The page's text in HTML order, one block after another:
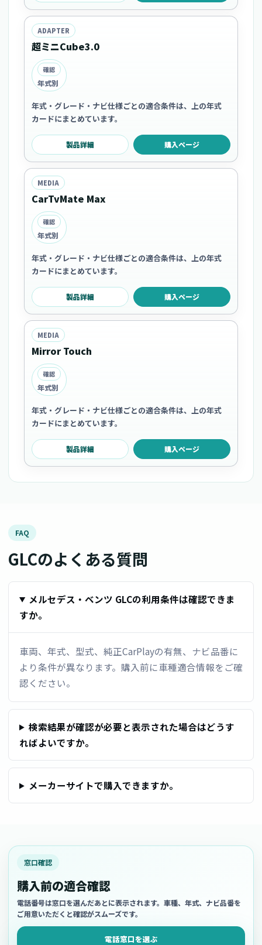
ADAPTER
超ミニCube3.0
確認
年式別
年式・グレード・ナビ仕様ごとの適合条件は、上の年式
カードにまとめています。
製品詳細 購入ページ
MEDIA
CarTvMate Max
確認
年式別
年式・グレード・ナビ仕様ごとの適合条件は、上の年式
カードにまとめています。
製品詳細 購入ページ
MEDIA
Mirror Touch
確認
年式別
年式・グレード・ナビ仕様ごとの適合条件は、上の年式
カードにまとめています。
製品詳細 購入ページ
FAQ
GLCのよくある質問
メルセデス・ベンツ GLCの利用条件は確認できま
すか。
車両、年式、型式、純正CarPlayの有無、ナビ品番に
より条件が異なります。購入前に車種適合情報をご確
認ください。
検索結果が確認が必要と表示された場合はどうす
ればよいですか。
メーカーサイトで購入できますか。
窓口確認
購入前の適合確認
電話番号は窓口を選んだあとに表示されます。車種、年式、ナビ品番を
ご用意いただくと確認がスムーズです。
電話窓口を選ぶ